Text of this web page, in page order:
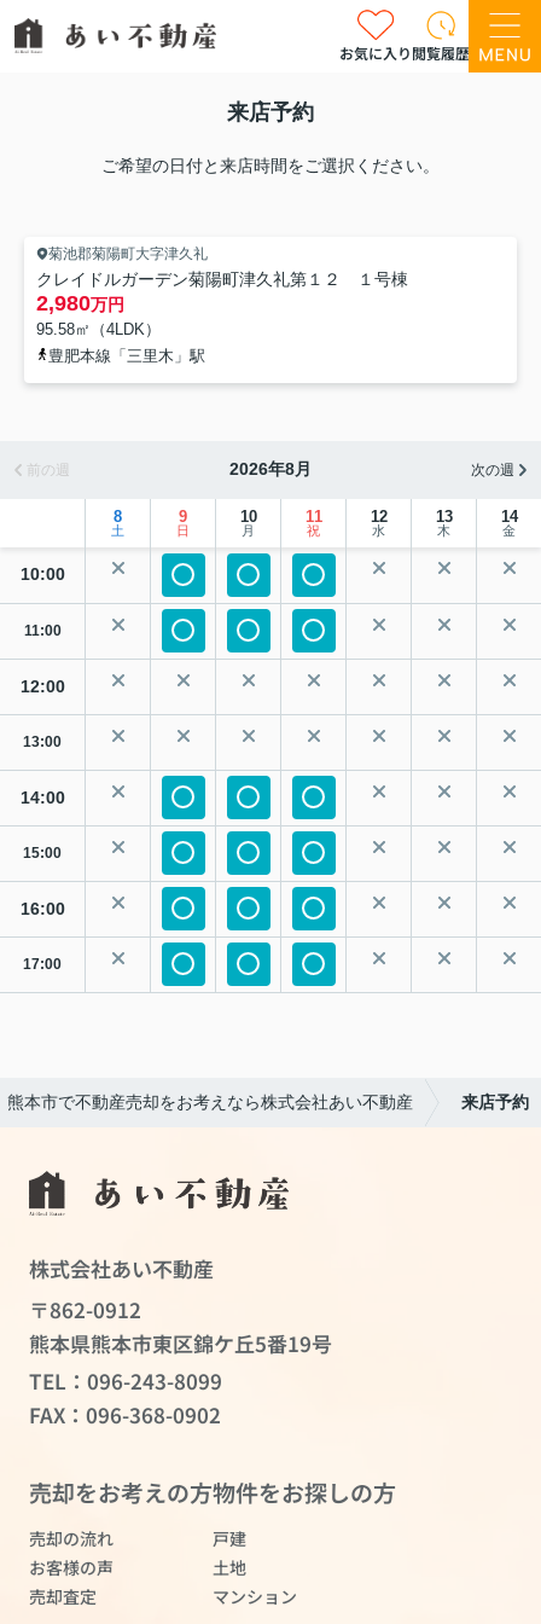
お気に入り閲覧履歴
来店予約
ご希望の日付と来店時間をご選択ください。
菊池郡菊陽町大字津久礼
クレイドルガーデン菊陽町津久礼第１２ １号棟
2,980万円
95.58㎡（4LDK）
豊肥本線「三里木」駅
前の週 2026年8月 次の週
8
土
9
日
10
月
11
祝
12
水
13
木
14
金
10:00
11:00
12:00
13:00
14:00
15:00
16:00
17:00
熊本市で不動産売却をお考えなら株式会社あい不動産 来店予約
株式会社あい不動産
〒862-0912
熊本県熊本市東区錦ケ丘5番19号
TEL： 096-243-8099
FAX：096-368-0902
売却をお考えの方
売却の流れ
お客様の声
売却査定
物件をお探しの方
戸建
土地
マンション